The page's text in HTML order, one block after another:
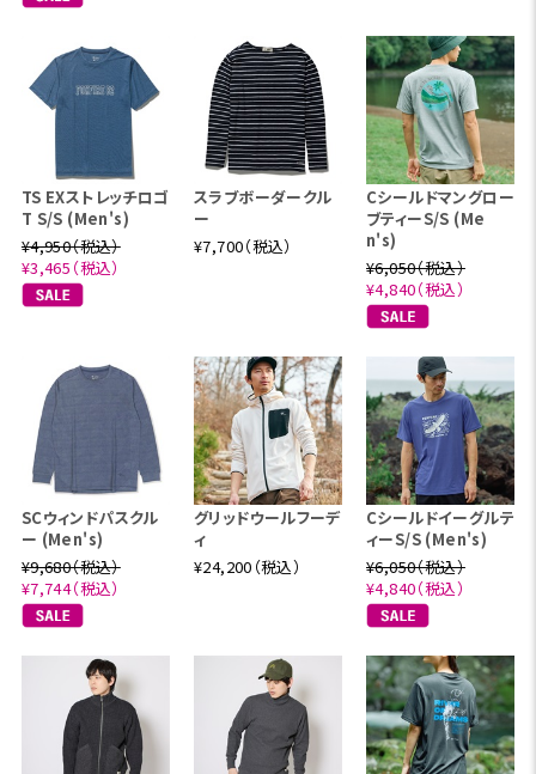
TS EXストレッチロゴ
T S/S (Men's)
¥4,950（税込）
¥3,465（税込）
スラブボーダークル
ー
¥7,700（税込）
Cシールドマングロー
ブティーS/S (Me
n's)
¥6,050（税込）
¥4,840（税込）
SCウィンドパスクル
ー (Men's)
¥9,680（税込）
¥7,744（税込）
グリッドウールフーデ
ィ
¥24,200（税込）
Cシールドイーグルテ
ィーS/S (Men's)
¥6,050（税込）
¥4,840（税込）